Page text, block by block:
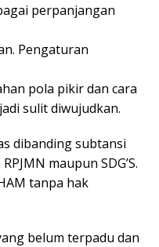
perpanjangan
Pengaturan
pola pikir dan cara
sulit diwujudkan.
dibanding subtansi
maupun SDG’S.
tanpa hak
belum terpadu dan